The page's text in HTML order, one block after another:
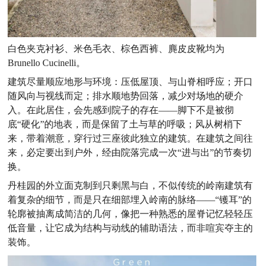
白色夹克衬衫、米色毛衣、棕色西裤、麂皮皮靴均为
Brunello Cucinelli。
建筑尽量顺应地形与环境：压低屋顶、与山脊相呼应；开口
随风向与视线而定；排水顺地势回落，减少对场地的硬介
入。在此居住，会先感到院子的存在——脚下不是被彻
底“硬化”的地表，而是保留了土与草的呼吸；风从树梢下
来，带着潮意，穿行过三座彼此独立的建筑。在建筑之间往
来，必定要出到户外，经由院落完成一次“进与出”的节奏切
换。
丹桂园的外立面克制到只剩黑与白，不似传统的岭南建筑有
着复杂的细节，而是只在细部埋入岭南的脉络——“镬耳”的
轮廓被抽离成简洁的几何，像把一种熟悉的屋脊记忆轻轻压
低音量，让它成为结构与动线的辅助语法，而非喧宾夺主的
装饰。